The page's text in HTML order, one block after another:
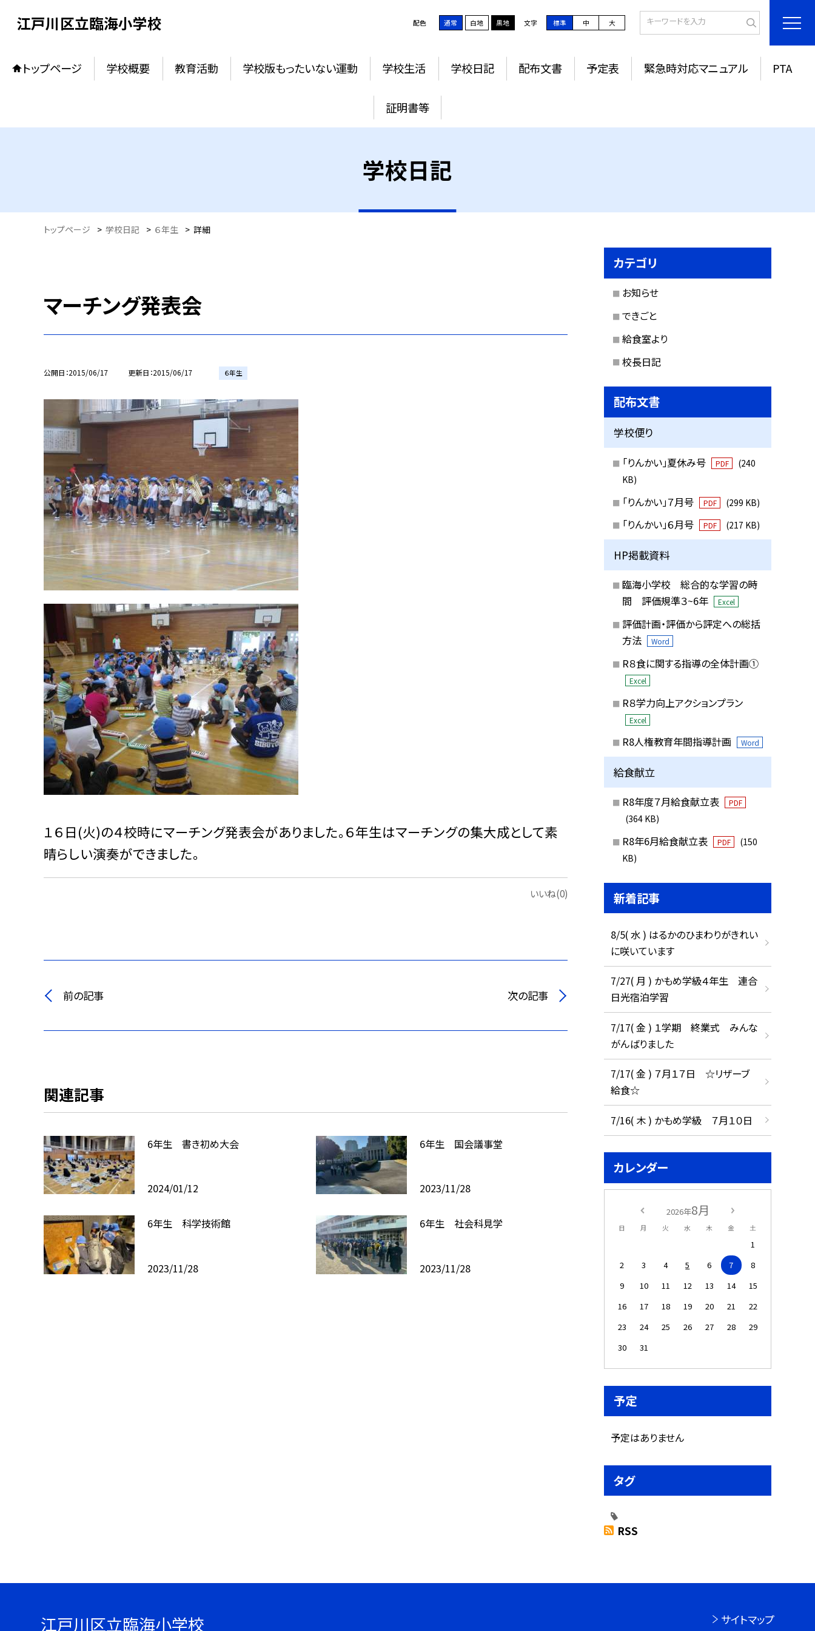
江戸川区立臨海小学校 配色 通常 白地 黒地 文字 標準 中 大
トップページ 学校概要 教育活動 学校版もったいない運動 学校生活 学校日記 配布文書 予定表 緊急時対応マニュアル PTA
証明書等
学校日記
トップページ > 学校日記 > ６年生 > 詳細
マーチング発表会
公開日 2015/06/17 更新日 2015/06/17 ６年生
１６日(火)の４校時にマーチング発表会がありました。６年生はマーチングの集大成として素
晴らしい演奏ができました。
いいね(0)
前の記事 次の記事
関連記事
6年生 書き初め大会
2024/01/12
6年生 国会議事堂
2023/11/28
6年生 科学技術館
2023/11/28
6年生 社会科見学
2023/11/28
カテゴリ
お知らせ
できごと
給食室より
校長日記
配布文書
学校便り
「りんかい」夏休み号 PDF
(240
KB)
「りんかい」７月号 PDF (299 KB)
「りんかい」６月号 PDF (217 KB)
HP掲載資料
臨海小学校 総合的な学習の時
間 評価規準３~6年
Excel
評価計画・評価から評定への総括
方法
Word
R８食に関する指導の全体計画①
Excel
R８学力向上アクションプラン
Excel
R8人権教育年間指導計画 Word
給食献立
R8年度７月給食献立表 PDF
(364 KB)
R8年6月給食献立表 PDF
(150
KB)
新着記事
8/5( 水 ) はるかのひまわりがきれい
に咲いています
7/27( 月 ) かもめ学級４年生 連合
日光宿泊学習
7/17( 金 ) １学期 終業式 みんな
がんばりました
7/17( 金 ) ７月１７日 ☆リザーブ
給食☆
7/16( 木 ) かもめ学級 ７月１０日
カレンダー
2026年8月
日 月 火 水 木 金 土
1
2
3 4 5 6 7
8
9
10 11 12 13 14
15
16
17 18 19 20 21
22
23
24 25 26 27 28
29
30
31
予定
予定はありません
タグ
RSS
江戸川区立臨海小学校 サイトマップ